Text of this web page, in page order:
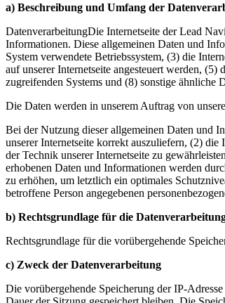
a) Beschreibung und Umfang der
DatenverarbeitungDie Internetseite der Lead
Informationen. Diese allgemeinen Daten und
System verwendete Betriebssystem, (3) die
auf unserer Internetseite angesteuert werden,
zugreifenden Systems und (8) sonstige
Die Daten werden in unserem Auftrag von
Bei der Nutzung dieser allgemeinen Daten und
unserer Internetseite korrekt auszuliefern, (2)
der Technik unserer Internetseite zu
erhobenen Daten und Informationen werden
zu erhöhen, um letztlich ein optimales
betroffene Person angegebenen
b) Rechtsgrundlage für die
Rechtsgrundlage für die vorübergehende
c) Zweck der Datenverarbeitung
Die vorübergehende Speicherung der IP-